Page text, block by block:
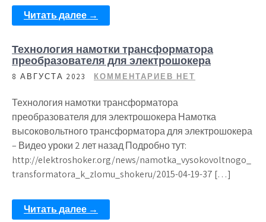
Читать далее →
Технология намотки трансформатора
преобразователя для электрошокера
8 АВГУСТА 2023 КОММЕНТАРИЕВ НЕТ
Технология намотки трансформатора
преобразователя для электрошокера Намотка
высоковольтного трансформатора для электрошокера
– Видео уроки 2 лет назад Подробно тут:
http://elektroshoker.org/news/namotka_vysokovoltnogo_
transformatora_k_zlomu_shokeru/2015-04-19-37 […]
Читать далее →